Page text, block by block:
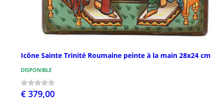
Icône Sainte Trinité Roumaine peinte à la main 28x24 cm
DISPONIBLE
€ 379,00